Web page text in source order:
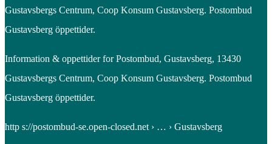
Gustavsbergs Centrum, Coop Konsum Gustavsberg. Postombud
Gustavsberg öppettider.
Information & oppettider for Postombud, Gustavsberg, 13430
Gustavsbergs Centrum, Coop Konsum Gustavsberg. Postombud
Gustavsberg öppettider.
http s://postombud-se.open-closed.net › … › Gustavsberg